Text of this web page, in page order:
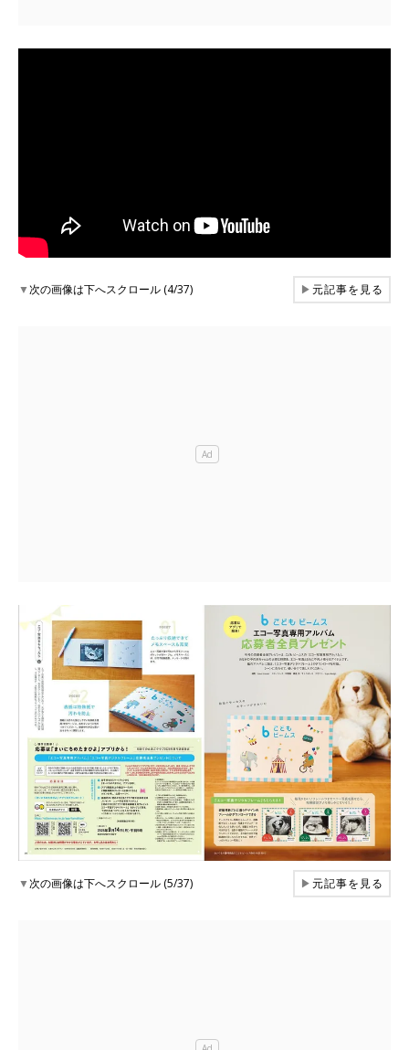
▼次の画像は下へスクロール (4/37) ▶元記事を見る
▼次の画像は下へスクロール (5/37) ▶元記事を見る